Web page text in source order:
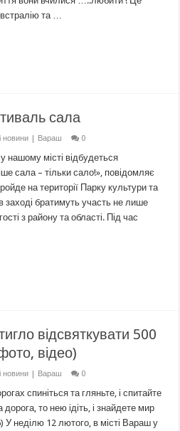
та …
сала
новини | Вараш 0
нашому місті відбудеться
сала – тільки сало!», повідомляє
на території Парку культури та
заході братимуть участь не лише
з району та області. Під час
відсвяткувати 500
відео)
новини | Вараш 0
спиніться та гляньте, і спитайте
то нею ідіть, і знайдете мир
У неділю 12 лютого, в місті Вараш у